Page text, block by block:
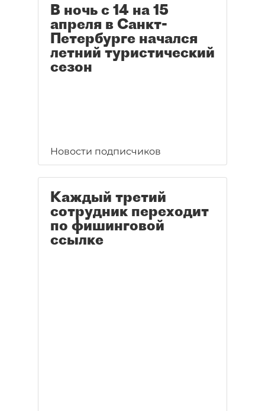
В ночь с 14 на 15
апреля в Санкт-
Петербурге начался
летний туристический
сезон
Новости подписчиков
Каждый третий
сотрудник переходит
по фишинговой
ссылке